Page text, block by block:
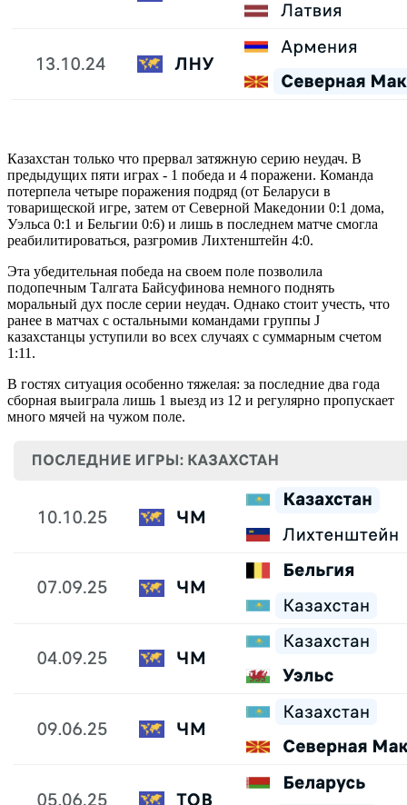
Казахстан только что прервал затяжную серию неудач. В
предыдущих пяти играх - 1 победа и 4 поражени. Команда
потерпела четыре поражения подряд (от Беларуси в
товарищеской игре, затем от Северной Македонии 0:1 дома,
Уэльса 0:1 и Бельгии 0:6) и лишь в последнем матче смогла
реабилитироваться, разгромив Лихтенштейн 4:0.
Эта убедительная победа на своем поле позволила
подопечным Талгата Байсуфинова немного поднять
моральный дух после серии неудач. Однако стоит учесть, что
ранее в матчах с остальными командами группы J
казахстанцы уступили во всех случаях с суммарным счетом
1:11.
В гостях ситуация особенно тяжелая: за последние два года
сборная выиграла лишь 1 выезд из 12 и регулярно пропускает
много мячей на чужом поле.